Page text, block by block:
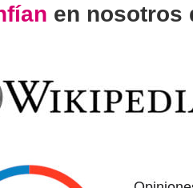
en nosotros